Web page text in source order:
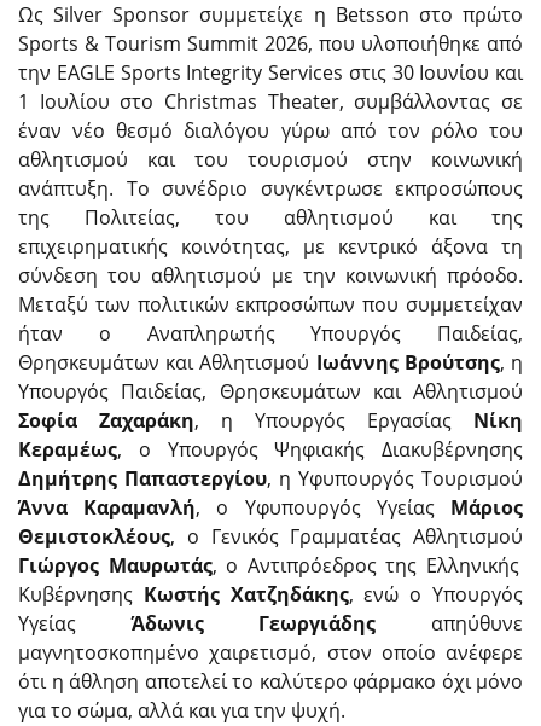
Ως Silver Sponsor συμμετείχε η Betsson στο πρώτο
Sports & Tourism Summit 2026, που υλοποιήθηκε από
την EAGLE Sports Integrity Services στις 30 Ιουνίου και
1 Ιουλίου στο Christmas Theater, συμβάλλοντας σε
έναν νέο θεσμό διαλόγου γύρω από τον ρόλο του
αθλητισμού και του τουρισμού στην κοινωνική
ανάπτυξη. Το συνέδριο συγκέντρωσε εκπροσώπους
της Πολιτείας, του αθλητισμού και της
επιχειρηματικής κοινότητας, με κεντρικό άξονα τη
σύνδεση του αθλητισμού με την κοινωνική πρόοδο.
Μεταξύ των πολιτικών εκπροσώπων που συμμετείχαν
ήταν ο Αναπληρωτής Υπουργός Παιδείας,
Θρησκευμάτων και Αθλητισμού Ιωάννης Βρούτσης, η
Υπουργός Παιδείας, Θρησκευμάτων και Αθλητισμού
Σοφία Ζαχαράκη, η Υπουργός Εργασίας Νίκη
Κεραμέως, ο Υπουργός Ψηφιακής Διακυβέρνησης
Δημήτρης Παπαστεργίου, η Υφυπουργός Τουρισμού
Άννα Καραμανλή, ο Υφυπουργός Υγείας Μάριος
Θεμιστοκλέους, ο Γενικός Γραμματέας Αθλητισμού
Γιώργος Μαυρωτάς, ο Αντιπρόεδρος της Ελληνικής
Κυβέρνησης Κωστής Χατζηδάκης, ενώ ο Υπουργός
Υγείας Άδωνις Γεωργιάδης απηύθυνε
μαγνητοσκοπημένο χαιρετισμό, στον οποίο ανέφερε
ότι η άθληση αποτελεί το καλύτερο φάρμακο όχι μόνο
για το σώμα, αλλά και για την ψυχή.